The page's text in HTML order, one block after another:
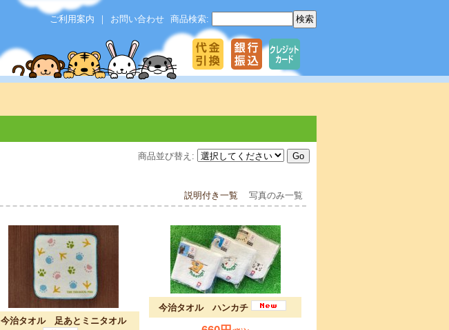
ご利用案内 ｜ お問い合わせ 商品検索:
商品並び替え :
説明付き一覧 写真のみ一覧
今治タオル 足あとミニタオル
今治タオル ハンカチ